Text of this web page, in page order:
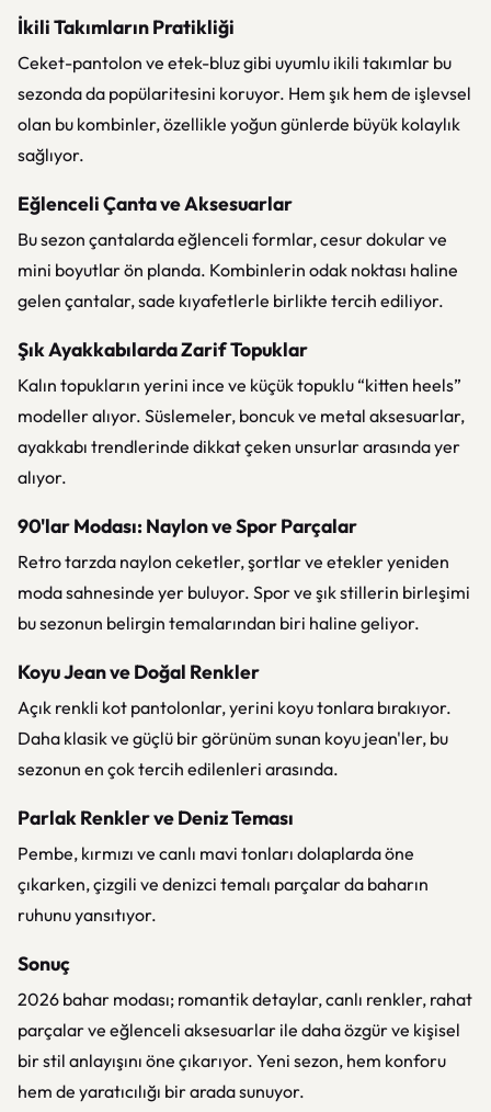
İkili Takımların Pratikliği
Ceket-pantolon ve etek-bluz gibi uyumlu ikili takımlar bu
sezonda da popülaritesini koruyor. Hem şık hem de işlevsel
olan bu kombinler, özellikle yoğun günlerde büyük kolaylık
sağlıyor.
Eğlenceli Çanta ve Aksesuarlar
Bu sezon çantalarda eğlenceli formlar, cesur dokular ve
mini boyutlar ön planda. Kombinlerin odak noktası haline
gelen çantalar, sade kıyafetlerle birlikte tercih ediliyor.
Şık Ayakkabılarda Zarif Topuklar
Kalın topukların yerini ince ve küçük topuklu “kitten heels”
modeller alıyor. Süslemeler, boncuk ve metal aksesuarlar,
ayakkabı trendlerinde dikkat çeken unsurlar arasında yer
alıyor.
90'lar Modası: Naylon ve Spor Parçalar
Retro tarzda naylon ceketler, şortlar ve etekler yeniden
moda sahnesinde yer buluyor. Spor ve şık stillerin birleşimi
bu sezonun belirgin temalarından biri haline geliyor.
Koyu Jean ve Doğal Renkler
Açık renkli kot pantolonlar, yerini koyu tonlara bırakıyor.
Daha klasik ve güçlü bir görünüm sunan koyu jean'ler, bu
sezonun en çok tercih edilenleri arasında.
Parlak Renkler ve Deniz Teması
Pembe, kırmızı ve canlı mavi tonları dolaplarda öne
çıkarken, çizgili ve denizci temalı parçalar da baharın
ruhunu yansıtıyor.
Sonuç
2026 bahar modası; romantik detaylar, canlı renkler, rahat
parçalar ve eğlenceli aksesuarlar ile daha özgür ve kişisel
bir stil anlayışını öne çıkarıyor. Yeni sezon, hem konforu
hem de yaratıcılığı bir arada sunuyor.